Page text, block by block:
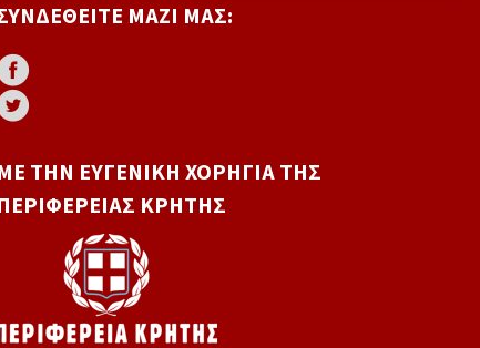
ΜΑΖΊ ΜΑΣ:
ΤΗΝ ΕΥΓΕΝΙΚΉ ΧΟΡΗΓΊΑ ΤΗΣ
ΚΡΉΤΗΣ